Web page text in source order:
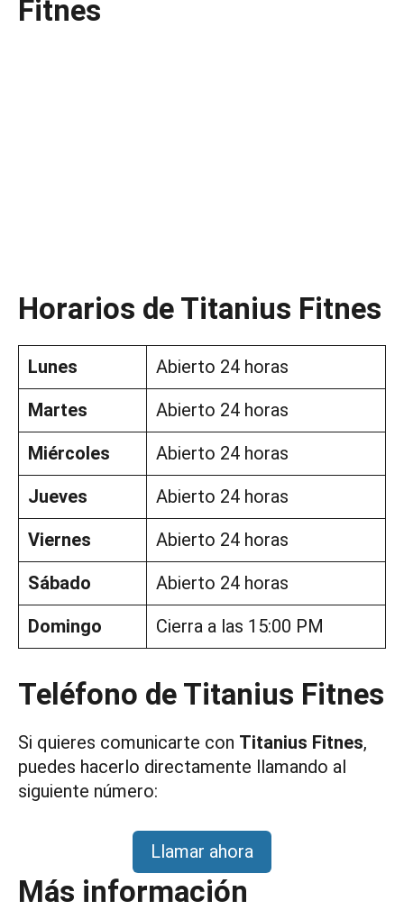
Fitnes
Horarios de Titanius Fitnes
Lunes
Abierto 24 horas
Martes
Abierto 24 horas
Miércoles
Abierto 24 horas
Jueves
Abierto 24 horas
Viernes
Abierto 24 horas
Sábado
Abierto 24 horas
Domingo
Cierra a las 15:00 PM
Teléfono de Titanius Fitnes
Si quieres comunicarte con Titanius Fitnes,
puedes hacerlo directamente llamando al
siguiente número:
Llamar ahora
Más información